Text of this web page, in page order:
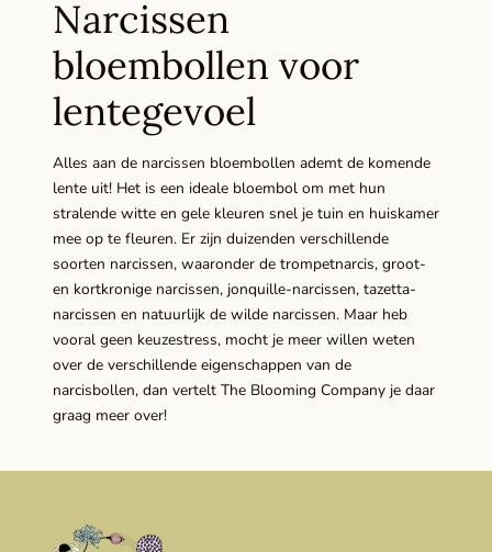
Narcissen
bloembollen voor
lentegevoel
Alles aan de narcissen bloembollen ademt de komende
lente uit! Het is een ideale bloembol om met hun
stralende witte en gele kleuren snel je tuin en huiskamer
mee op te fleuren. Er zijn duizenden verschillende
soorten narcissen, waaronder de trompetnarcis, groot-
en kortkronige narcissen, jonquille-narcissen, tazetta-
narcissen en natuurlijk de wilde narcissen. Maar heb
vooral geen keuzestress, mocht je meer willen weten
over de verschillende eigenschappen van de
narcisbollen, dan vertelt The Blooming Company je daar
graag meer over!